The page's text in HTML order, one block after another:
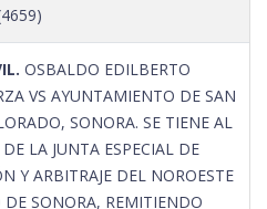
OSBALDO EDILBERTO
VS AYUNTAMIENTO DE SAN
SONORA. SE TIENE AL
LA JUNTA ESPECIAL DE
Y ARBITRAJE DEL NOROESTE
DE SONORA, REMITIENDO